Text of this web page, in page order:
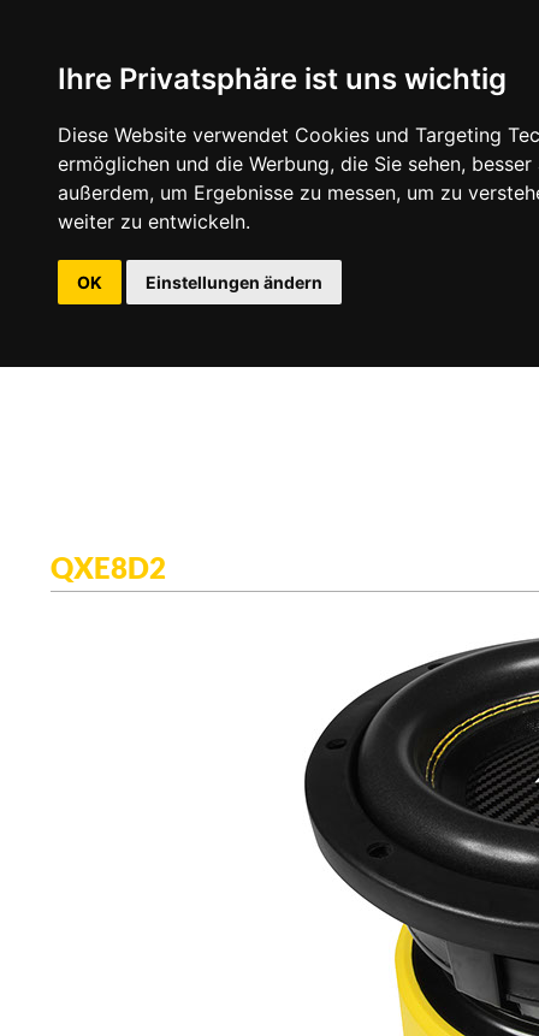
Ihre Privatsphäre ist uns wichtig
Diese Website verwendet Cookies und Targeting
ermöglichen und die Werbung, die Sie sehen,
außerdem, um Ergebnisse zu messen, um zu
weiter zu entwickeln.
OK Einstellungen ändern
QXE8D2